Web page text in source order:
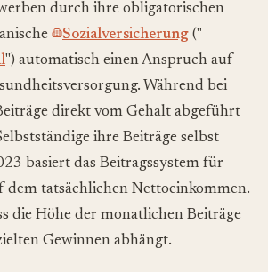
durch ihre obligatorischen
Sozialversicherung ("
") automatisch einen Anspruch auf
Während bei
direkt vom Gehalt abgeführt
ihre Beiträge selbst
basiert das Beitragssystem für
dem tatsächlichen Nettoeinkommen.
die Höhe der monatlichen Beiträge
Gewinnen abhängt.